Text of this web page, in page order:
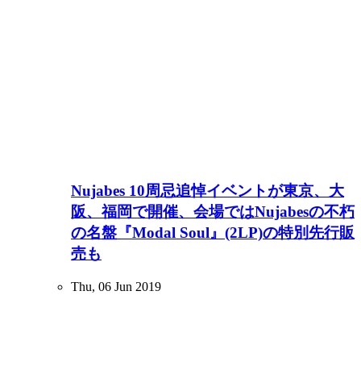
Nujabes 10周忌追悼イベントが東京、大
阪、福岡で開催、会場ではNujabesの不朽
の名盤『Modal Soul』(2LP)の特別先行販
売も
Thu, 06 Jun 2019